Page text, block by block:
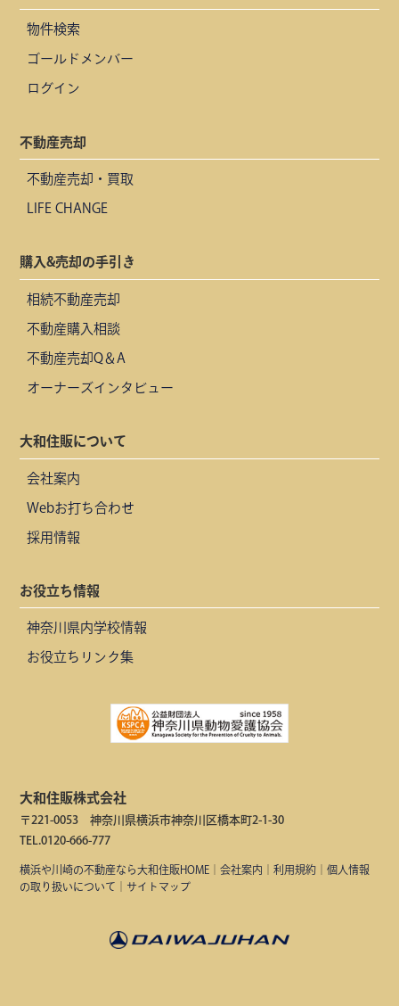
物件検索
ゴールドメンバー
ログイン
不動産売却
不動産売却・買取
LIFE CHANGE
購入&売却の手引き
相続不動産売却
不動産購入相談
不動産売却Q＆A
オーナーズインタビュー
大和住販について
会社案内
Webお打ち合わせ
採用情報
お役立ち情報
神奈川県内学校情報
お役立ちリンク集
大和住販株式会社
〒221-0053 神奈川県横浜市神奈川区橋本町2-1-30
TEL.0120-666-777
横浜や川崎の不動産なら大和住販HOME ｜会社案内 ｜利用規約 ｜個人情報
の取り扱いについて
サイトマップ